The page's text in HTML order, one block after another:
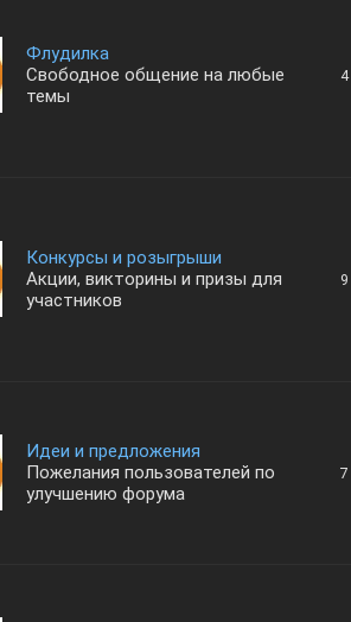
Флудилка
Свободное общение на любые
темы
4
Конкурсы и розыгрыши
Акции, викторины и призы для
участников
9
Идеи и предложения
Пожелания пользователей по
улучшению форума
7